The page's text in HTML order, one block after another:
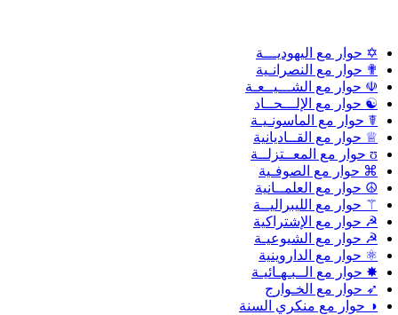
✡ حوار مع اليهوديـــة
✟ حوار مع النصرانـية
☫ حوار مع الشـــيــعـة
☯ حوار مع الإلـــحــاد
☤ حوار مع الماسونـيـة
♕ حوار مع القــاديانية
ʊ حوار مع المعــتزلــة
⌘ حوار مع الصوفـية
☮ حوار مع العلمــانية
⚚ حوار مع الليبراليــة
☭ حوار مع الإشتراكية
☭ حوار مع الشيوعيـة
⚛ حوار مع الداروينية
✸ حوار مع الــبـهـائيـة
➶ حوار مع الخـوارج
◑ حوار مع منكري السنة